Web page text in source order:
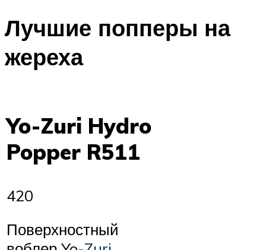
Лучшие попперы на
жереха
Yo-Zuri Hydro
Popper R511
420
Поверхностный